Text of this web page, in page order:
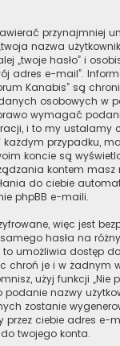
przynajmniej
nazwa
„twoje hasło” i
adres e-mail”.
Kanabis” są
osobowych w
wymagać
i to my ustalamy
każdym przypadku,
koncie są
kontem masz
do ciebie
phpBB e-maili.
więc jest
hasła na
to umożliwia dostęp
chroń je i w żadnym
użyj funkcji „Nie
podanie nazwy
zostanie
przez ciebie adres e-
twojego konta.